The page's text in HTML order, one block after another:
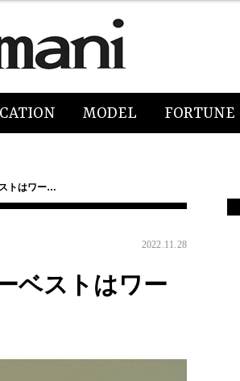
MODEL FORTUNE
トはワー…
2022.11.28
ベストはワー